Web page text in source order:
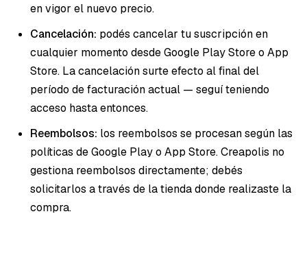
en vigor el nuevo precio.
Cancelación: podés cancelar tu suscripción en
cualquier momento desde Google Play Store o App
Store. La cancelación surte efecto al final del
período de facturación actual — seguí teniendo
acceso hasta entonces.
Reembolsos: los reembolsos se procesan según las
políticas de Google Play o App Store. Creapolis no
gestiona reembolsos directamente; debés
solicitarlos a través de la tienda donde realizaste la
compra.